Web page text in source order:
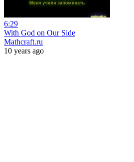
6:29
With God on Our Side
Mathcraft.ru
10 years ago